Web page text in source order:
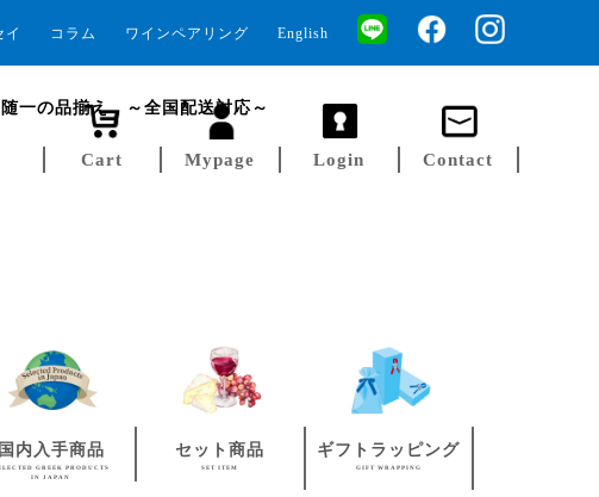
English
ワインペアリング
コラム
イ
一の品揃え ～全国配送対応～
Contact
Login
Mypage
Cart
国内入手商品
GREEK PRODUCTS
IN JAPAN
セット商品
SET ITEM
ギフトラッピング
GIFT WRAPPING